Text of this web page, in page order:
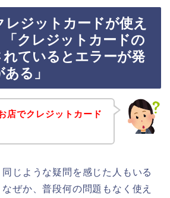
レジットカードが使え
「クレジットカードの
れているとエラーが発
る」
店でクレジットカード
じような疑問を感じた人もいる
ぜか、普段何の問題もなく使え